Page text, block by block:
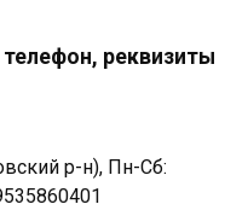
реквизиты
р-н), Пн-Сб: